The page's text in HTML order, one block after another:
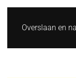
Overslaan en